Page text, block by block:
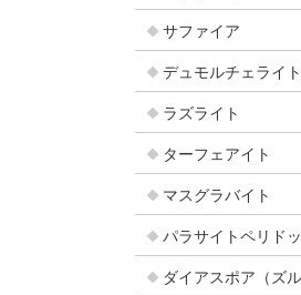
サファイア
デュモルチェライト
ラズライト
ターフェアイト
マスグラバイト
パラサイトペリド
ダイアスポア（ズ